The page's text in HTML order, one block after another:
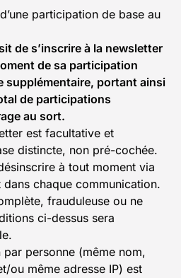
participation de base au
de s’inscrire à la newsletter
de sa participation
supplémentaire, portant ainsi
de participations
au sort.
est facultative et
distincte, non pré-cochée.
à tout moment via
chaque communication.
frauduleuse ou ne
ci-dessus sera
personne (même nom,
ou même adresse IP) est